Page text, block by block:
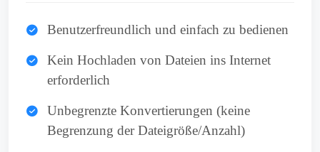
Benutzerfreundlich und einfach zu bedienen
Kein Hochladen von Dateien ins Internet
erforderlich
Unbegrenzte Konvertierungen (keine
Begrenzung der Dateigröße/Anzahl)